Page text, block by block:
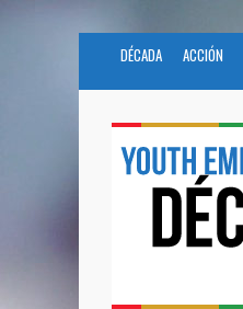
DÉCADA ACCIÓN